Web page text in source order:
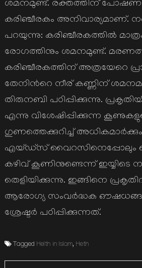
ശമനമുണ്ട്. രക്തത്തിന്
കരിഞ്ചീരകം അനിവാര്യമാണ്.
പറയുന്നു: കരിഞ്ചീരകത്തില്‍
രോഗത്തിനും ശമനമുണ്ട്.
കരിഞ്ചീരകത്തിന് അത്രയേറെ
തേനിന്‍റെ നീര് കണ്ണിന്
തിരുനബി പഠിപ്പിക്കുന്നു.
എന്നു വിശേഷിപ്പിക്കുന്ന
ഗുണത്തെക്കുറിച്ച് അധികമാര്‍ക്കും
എയ്ഡ്സ് വൈറസിനെപ്പോലും
കഴിവ് കൂണിനുണ്ടെന്ന് ഇയ്യിടെ
തെളിയിക്കുന്നു. ഇങ്ങിനെ
ആരോഗ്യ സംവര്‍ദ്ധക
ശ്രേഷ്ടര്‍ പഠിപ്പിക്കുന്നത്.
Tagged Helth in Islam, Heth